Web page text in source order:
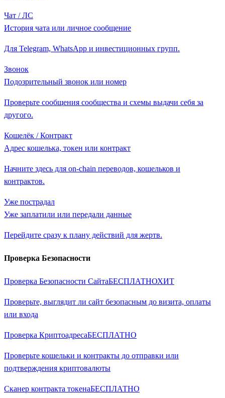
Чат / ЛС
История чата или личное сообщение
Для Telegram, WhatsApp и инвестиционных групп.
Звонок
Подозрительный звонок или номер
Проверьте сообщения сообщества и схемы выдачи себя за
другого.
Кошелёк / Контракт
Адрес кошелька, токен или контракт
Начните здесь для on-chain переводов, кошельков и
контрактов.
Уже пострадал
Уже заплатили или передали данные
Перейдите сразу к плану действий для жертв.
Проверка Безопасности
Проверка Безопасности СайтаБЕСПЛАТНОХИТ
Проверьте, выглядит ли сайт безопасным до визита, оплаты
или входа
Проверка КриптоадресаБЕСПЛАТНО
Проверьте кошельки и контракты до отправки или
подтверждения криптовалюты
Сканер контракта токенаБЕСПЛАТНО